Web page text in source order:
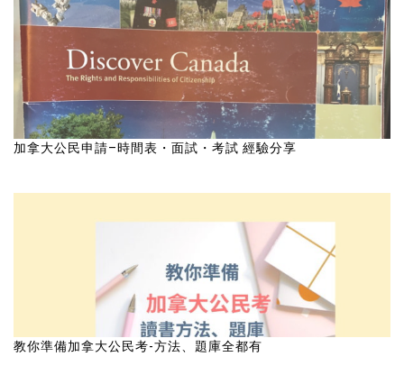
加拿大公民申請–時間表・面試・考試 經驗分享
教你準備加拿大公民考-方法、題庫全都有